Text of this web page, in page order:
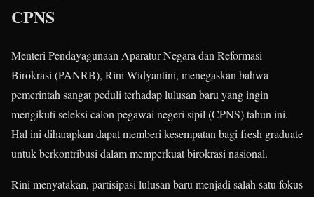
CPNS
Menteri Pendayagunaan Aparatur Negara dan Reformasi
Birokrasi (PANRB), Rini Widyantini, menegaskan bahwa
pemerintah sangat peduli terhadap lulusan baru yang ingin
mengikuti seleksi calon pegawai negeri sipil (CPNS) tahun ini.
Hal ini diharapkan dapat memberi kesempatan bagi fresh graduate
untuk berkontribusi dalam memperkuat birokrasi nasional.
Rini menyatakan, partisipasi lulusan baru menjadi salah satu fokus